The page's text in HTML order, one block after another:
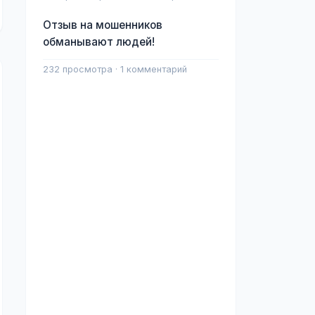
Отзыв на мошенников
обманывают людей!
232 просмотра · 1 комментарий